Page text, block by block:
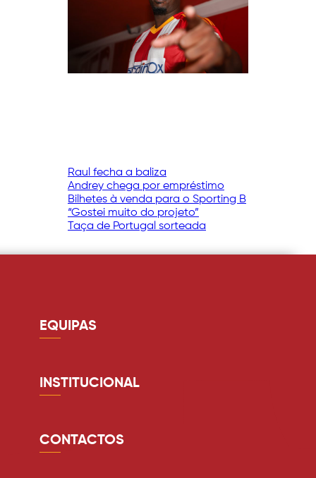
Raul fecha a baliza
Andrey chega por empréstimo
Bilhetes à venda para o Sporting B
“Gostei muito do projeto”
Taça de Portugal sorteada
EQUIPAS
Defesa
Equipa Técnica
INSTITUCIONAL
Estádio
CONTACTOS